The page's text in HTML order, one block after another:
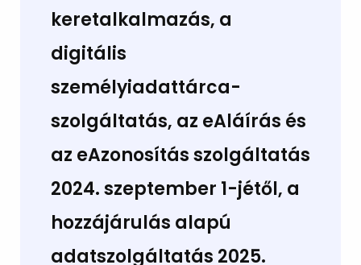
keretalkalmazás, a
digitális
személyiadattárca-
szolgáltatás, az eAláírás és
az eAzonosítás szolgáltatás
2024. szeptember 1-jétől, a
hozzájárulás alapú
adatszolgáltatás 2025.